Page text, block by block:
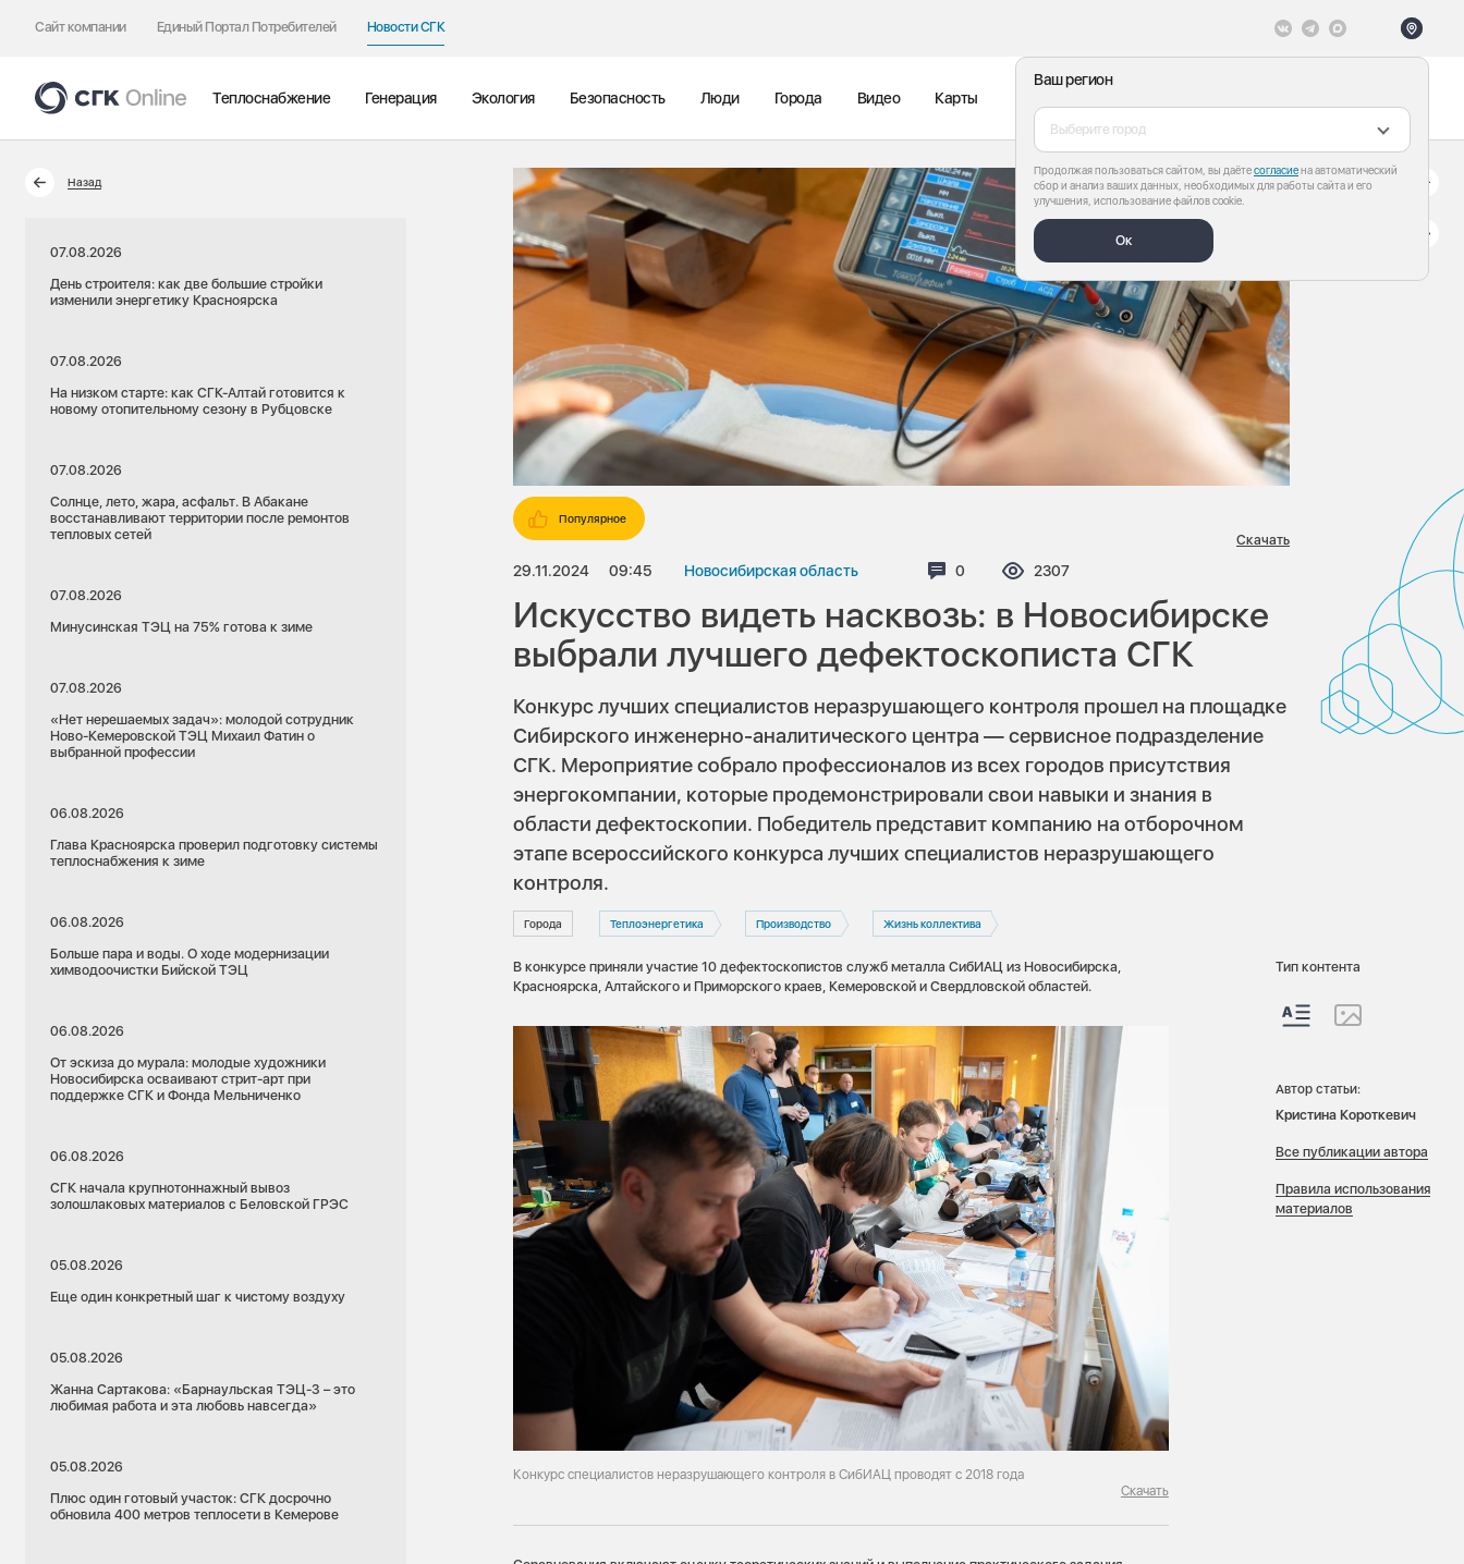
Сайт компании Единый Портал Потребителей Новости СГК
Ваш регион
Выберите город
Продолжая пользоваться сайтом, вы даётесогласиена автоматический
сбор и анализ ваших данных, необходимых для работы сайта и его
улучшения, использование файлов cookie.
Ок
Теплоснабжение Генерация Экология Безопасность Люди Города Видео Карты
Назад
07.08.2026
День строителя: как две большие стройки
изменили энергетику Красноярска
07.08.2026
На низком старте: как СГК-Алтай готовится к
новому отопительному сезону в Рубцовске
07.08.2026
Солнце, лето, жара, асфальт. В Абакане
восстанавливают территории после ремонтов
тепловых сетей
07.08.2026
Минусинская ТЭЦ на 75% готова к зиме
07.08.2026
«Нет нерешаемых задач»: молодой сотрудник
Ново-Кемеровской ТЭЦ Михаил Фатин о
выбранной профессии
06.08.2026
Глава Красноярска проверил подготовку системы
теплоснабжения к зиме
06.08.2026
Больше пара и воды. О ходе модернизации
химводоочистки Бийской ТЭЦ
06.08.2026
От эскиза до мурала: молодые художники
Новосибирска осваивают стрит-арт при
поддержке СГК и Фонда Мельниченко
06.08.2026
СГК начала крупнотоннажный вывоз
золошлаковых материалов с Беловской ГРЭС
05.08.2026
Еще один конкретный шаг к чистому воздуху
05.08.2026
Жанна Сартакова: «Барнаульская ТЭЦ-3 – это
любимая работа и эта любовь навсегда»
05.08.2026
Плюс один готовый участок: СГК досрочно
обновила 400 метров теплосети в Кемерове
Популярное
29.11.2024 09:45 Новосибирская область Комментариев:
0 Просмотров:
2307
Скачать
Искусство видеть насквозь: в Новосибирске
выбрали лучшего дефектоскописта СГК
Конкурс лучших специалистов неразрушающего контроля прошел на площадке
Сибирского инженерно-аналитического центра — сервисное подразделение
СГК. Мероприятие собрало профессионалов из всех городов присутствия
энергокомпании, которые продемонстрировали свои навыки и знания в
области дефектоскопии. Победитель представит компанию на отборочном
этапе всероссийского конкурса лучших специалистов неразрушающего
контроля.
Города Теплоэнергетика Производство Жизнь коллектива
В конкурсе приняли участие 10 дефектоскопистов служб металла СибИАЦ из Новосибирска,
Красноярска, Алтайского и Приморского краев, Кемеровской и Свердловской областей.
Конкурс специалистов неразрушающего контроля в СибИАЦ проводят с 2018 года
Скачать
Тип контента
Автор статьи:
Кристина Короткевич
Все публикации автора
Правила использования
материалов